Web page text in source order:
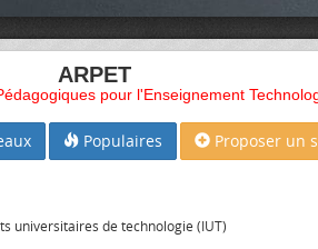
ARPET
pour l'Enseignement
Populaires Proposer un
universitaires de technologie (IUT)